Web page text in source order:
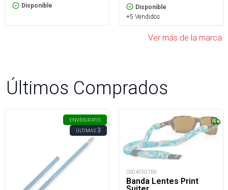
Disponible Disponible
+5 Vendidos
Ver más de la marca
Últimos Comprados
ENVÍOGRATIS
ÚLTIMAS3
OD040507BA
Banda Lentes Print